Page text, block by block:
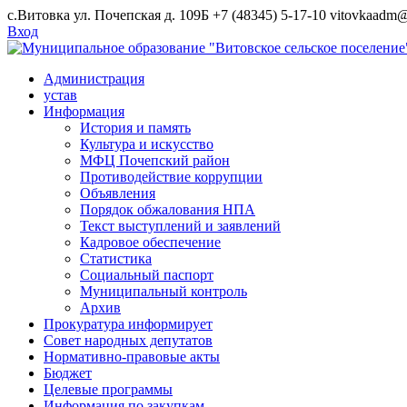
Skip
to
content
с.Витовка ул. Почепская д. 109Б +7 (48345) 5-17-10
Вход
Администрация
устав
Информация
История и память
Культура и искусство
МФЦ Почепский район
Противодействие коррупции
Объявления
Порядок обжалования НПА
Текст выступлений и заявлений
Кадровое обеспечение
Статистика
Социальный паспорт
Муниципальный контроль
Архив
Прокуратура информирует
Совет народных депутатов
Нормативно-правовые акты
Бюджет
Целевые программы